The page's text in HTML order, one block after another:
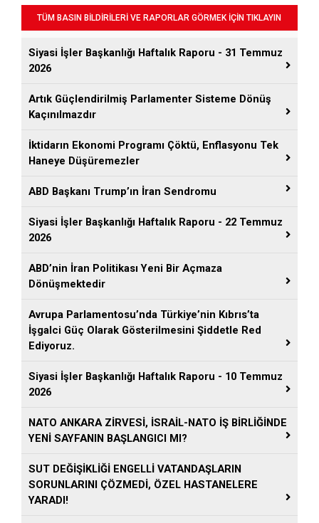
TÜM BASIN BİLDİRİLERİ VE RAPORLAR GÖRMEK İÇİN TIKLAYIN
Siyasi İşler Başkanlığı Haftalık Raporu - 31 Temmuz
2026
Artık Güçlendirilmiş Parlamenter Sisteme Dönüş
Kaçınılmazdır
İktidarın Ekonomi Programı Çöktü, Enflasyonu Tek
Haneye Düşüremezler
ABD Başkanı Trump’ın İran Sendromu
Siyasi İşler Başkanlığı Haftalık Raporu - 22 Temmuz
2026
ABD’nin İran Politikası Yeni Bir Açmaza
Dönüşmektedir
Avrupa Parlamentosu’nda Türkiye’nin Kıbrıs’ta
İşgalci Güç Olarak Gösterilmesini Şiddetle Red
Ediyoruz.
Siyasi İşler Başkanlığı Haftalık Raporu - 10 Temmuz
2026
NATO ANKARA ZİRVESİ, İSRAİL-NATO İŞ BİRLİĞİNDE
YENİ SAYFANIN BAŞLANGICI MI?
SUT DEĞİŞİKLİĞİ ENGELLİ VATANDAŞLARIN
SORUNLARINI ÇÖZMEDİ, ÖZEL HASTANELERE
YARADI!